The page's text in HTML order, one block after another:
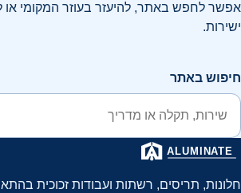
אפשר לחפש באתר, להיעזר בעוזר המקומי או
ישירות.
חיפוש באתר
חלונות, תריסים, רשתות ועבודות זכוכית